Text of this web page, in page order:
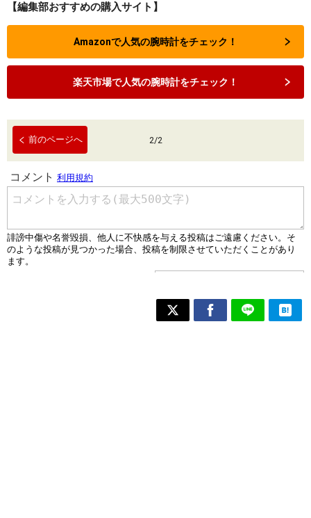
【編集部おすすめの購入サイト】
Amazonで人気の腕時計をチェック！
楽天市場で人気の腕時計をチェック！
前のページへ 2/2